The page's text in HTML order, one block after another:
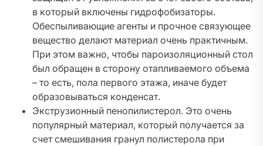
в который включены гидрофобизаторы.
Обеспыливающие агенты и прочное связующее
вещество делают материал очень практичным.
При этом важно, чтобы пароизоляционный стол
был обращен в сторону отапливаемого объема
– то есть, пола первого этажа, иначе будет
образовываться конденсат.
Экструзионный пенопилистерол. Это очень
популярный материал, который получается за
счет смешивания гранул полистерола при